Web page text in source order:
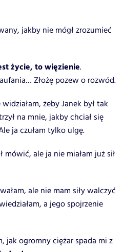
jakby nie mógł zrozumieć
życie, to więzienie.
Złożę pozew o rozwód.
żeby Janek był tak
na mnie, jakby chciał się
ja czułam tylko ulgę.
mówić, ale ja nie miałam już sił
ale nie mam siły walczyć
a jego spojrzenie
jak ogromny ciężar spada mi z